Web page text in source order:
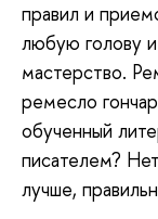
правил и
любую голову
мастерство.
ремесло
обученный
писателем?
лучше,